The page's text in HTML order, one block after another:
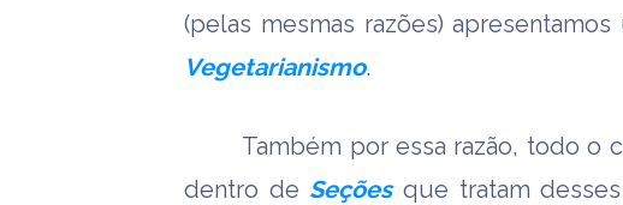
(pelas mesmas razões)
Vegetarianismo.
Também por essa razão, todo o
dentro de Seçõesque tratam